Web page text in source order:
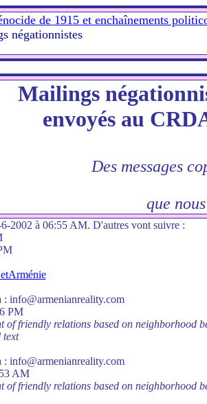
de 1915 et enchaînements
négationnistes
Mailings
envoyés au
Des messages
que
2002 à 06:55 AM. D'autres vont suivre :
info@armenianreality.com
PM
of friendly relations based on neighborhood
text
info@armenianreality.com
AM
of friendly relations based on neighborhood